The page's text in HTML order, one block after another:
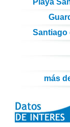
Playa
Santiago
más